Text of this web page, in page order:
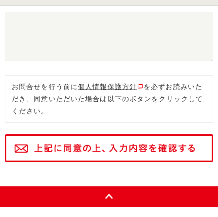
お問合せを行う前に個人情報保護方針
を必ずお読みいた
だき、同意いただいた場合は以下のボタンをクリックして
ください。